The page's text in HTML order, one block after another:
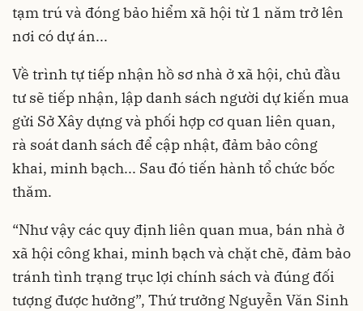
tạm trú và đóng bảo hiểm xã hội từ 1 năm trở lên
nơi có dự án...
Về trình tự tiếp nhận hồ sơ nhà ở xã hội, chủ đầu
tư sẽ tiếp nhận, lập danh sách người dự kiến mua
gửi Sở Xây dựng và phối hợp cơ quan liên quan,
rà soát danh sách để cập nhật, đảm bảo công
khai, minh bạch... Sau đó tiến hành tổ chức bốc
thăm.
“Như vậy các quy định liên quan mua, bán nhà ở
xã hội công khai, minh bạch và chặt chẽ, đảm bảo
tránh tình trạng trục lợi chính sách và đúng đối
tượng được hưởng”, Thứ trưởng Nguyễn Văn Sinh